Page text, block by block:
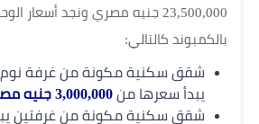
23,500,000 جنيه مصري ونجد أسعار
بالكمبوند كالتالي:
شقق سكنية مكونة من غرفة نوم
يبدأ سعرها من 3,000,000 جنيه مصري.
شقق سكنية مكونة من غرفتين